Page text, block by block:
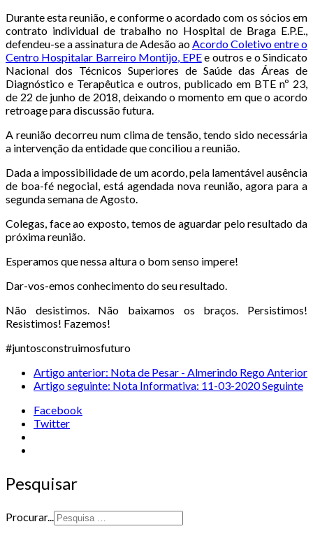
Durante esta reunião, e conforme o acordado com os sócios em
contrato individual de trabalho no Hospital de Braga E.P.E.,
defendeu-se a assinatura de Adesão ao Acordo Coletivo entre o
Centro Hospitalar Barreiro Montijo, EPEe outros e o Sindicato
Nacional dos Técnicos Superiores de Saúde das Áreas de
Diagnóstico e Terapêutica e outros, publicado em BTE nº 23,
de 22 de junho de 2018, deixando o momento em que o acordo
retroage para discussão futura.
A reunião decorreu num clima de tensão, tendo sido necessária
a intervenção da entidade que conciliou a reunião.
Dada a impossibilidade de um acordo, pela lamentável ausência
de boa-fé negocial, está agendada nova reunião, agora para a
segunda semana de Agosto.
Colegas, face ao exposto, temos de aguardar pelo resultado da
próxima reunião.
Esperamos que nessa altura o bom senso impere!
Dar-vos-emos conhecimento do seu resultado.
Não desistimos. Não baixamos os braços. Persistimos!
Resistimos! Fazemos!
#juntosconstruimosfuturo
Artigo anterior: Nota de Pesar - Almerindo Rego Anterior
Artigo seguinte: Nota Informativa: 11-03-2020Seguinte
Facebook
Twitter
Pesquisar
Procurar...